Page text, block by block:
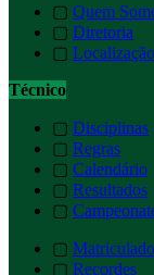
▢ Quem
▢ Diretoria
▢ Localização
Técnico
▢ Disciplinas
▢ Regras
▢ Calendário
▢ Resultados
▢
▢
▢ Recordes